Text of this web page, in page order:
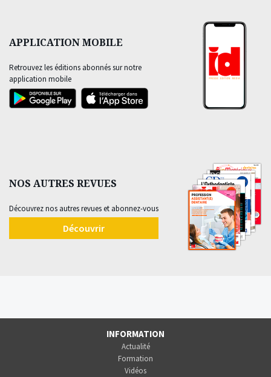
APPLICATION MOBILE
Retrouvez les éditions abonnés sur notre
application mobile
NOS AUTRES REVUES
Découvrez nos autres revues et abonnez-vous
Découvrir
INFORMATION
Actualité
Formation
Vidéos